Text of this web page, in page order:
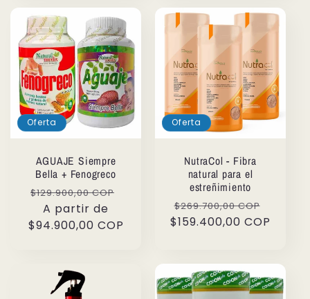
Oferta
AGUAJE Siempre
Bella + Fenogreco
Precio
habitual
$129.900,00 COP
oferta
A partir de
$94.900,00 COP
Oferta
NutraCol - Fibra
natural para el
estreñimiento
Precio
habitual
$269.700,00 COP
de
$159.400,00 COP